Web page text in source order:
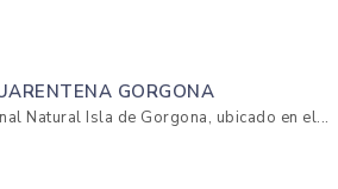
GORGONA
Natural Isla de Gorgona, ubicado en el...